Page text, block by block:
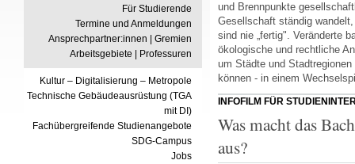
Für Studierende
Termine und Anmeldungen
Ansprechpartner:innen | Gremien
Arbeitsgebiete | Professuren
Kultur – Digitalisierung – Metropole
Technische Gebäudeausrüstung (TGA
mit DI)
Fachübergreifende Studienangebote
SDG-Campus
Jobs
und Brennpunkte
Gesellschaft ständig
sind nie „fertig". Veränderte
ökologische und rechtliche
um Städte und
können - in einem
INFOFILM FÜR
Was macht das
aus?